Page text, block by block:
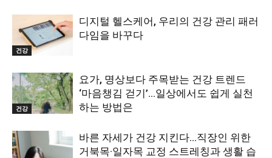
건강
디지털 헬스케어, 우리의 건강 관리 패러
다임을 바꾸다
건강
요가, 명상보다 주목받는 건강 트렌드
‘마음챙김 걷기’…일상에서도 쉽게 실천
하는 방법은
바른 자세가 건강 지킨다…직장인 위한
거북목·일자목 교정 스트레칭과 생활 습